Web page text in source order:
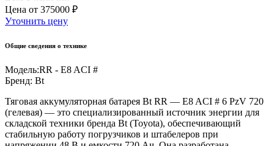
Цена от 375000 ₽
Уточнить цену
Общие сведения о технике
Модель:RR - E8 ACI #
Бренд: Bt
Тяговая аккумуляторная батарея Bt RR — E8 ACI # 6 PzV 720
(гелевая) — это специализированный источник энергии для
складской техники бренда Bt (Toyota), обеспечивающий
стабильную работу погрузчиков и штабелеров при